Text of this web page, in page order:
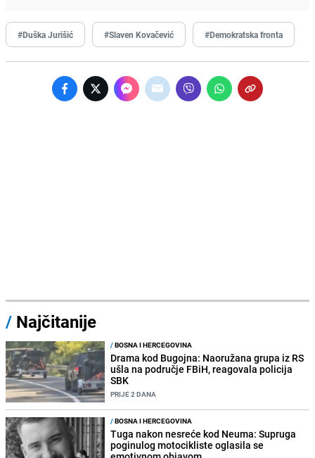
#Duška Jurišić #Slaven Kovačević #Demokratska fronta
/ Najčitanije
/BOSNA I HERCEGOVINA
Drama kod Bugojna: Naoružana grupa iz RS
ušla na područje FBiH, reagovala policija
SBK
PRIJE 2 DANA
/BOSNA I HERCEGOVINA
Tuga nakon nesreće kod Neuma: Supruga
poginulog motocikliste oglasila se